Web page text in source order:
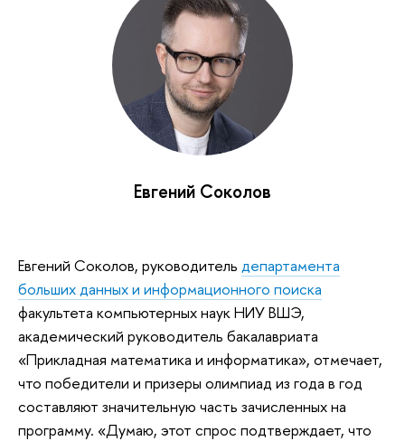
Евгений Соколов
Евгений Соколов, руководитель департамента
больших данных и информационного поиска
факультета компьютерных наук НИУ ВШЭ,
академический руководитель бакалавриата
«Прикладная математика и информатика», отмечает,
что победители и призеры олимпиад из года в год
составляют значительную часть зачисленных на
программу. «Думаю, этот спрос подтверждает, что